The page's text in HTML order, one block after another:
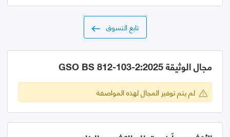
تابع التسوق
مجال الوثيقة GSO BS 812-103-2:2025
لم يتم توفير المجال لهذه المواصفة